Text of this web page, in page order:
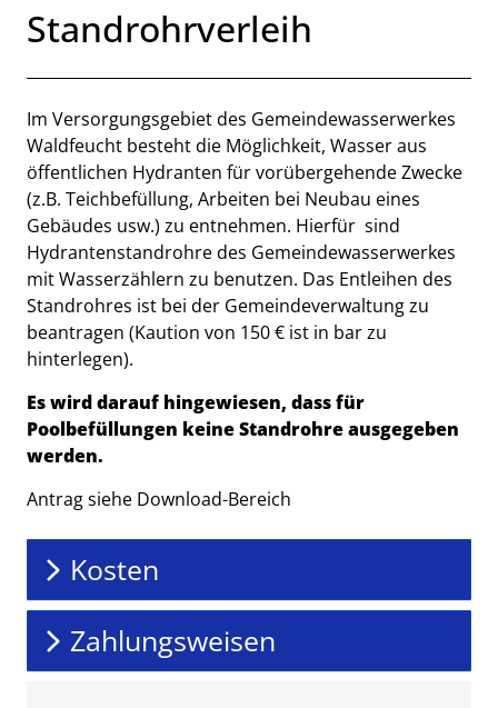
Standrohrverleih
Beschreibung
Im Versorgungsgebiet des Gemeindewasserwerkes
Waldfeucht besteht die Möglichkeit, Wasser aus
öffentlichen Hydranten für vorübergehende Zwecke
(z.B. Teichbefüllung, Arbeiten bei Neubau eines
Gebäudes usw.) zu entnehmen. Hierfür sind
Hydrantenstandrohre des Gemeindewasserwerkes
mit Wasserzählern zu benutzen. Das Entleihen des
Standrohres ist bei der Gemeindeverwaltung zu
beantragen (Kaution von 150 € ist in bar zu
hinterlegen).
Es wird darauf hingewiesen, dass für
Poolbefüllungen keine Standrohre ausgegeben
werden.
Antrag siehe Download-Bereich
Kosten
Zahlungsweisen